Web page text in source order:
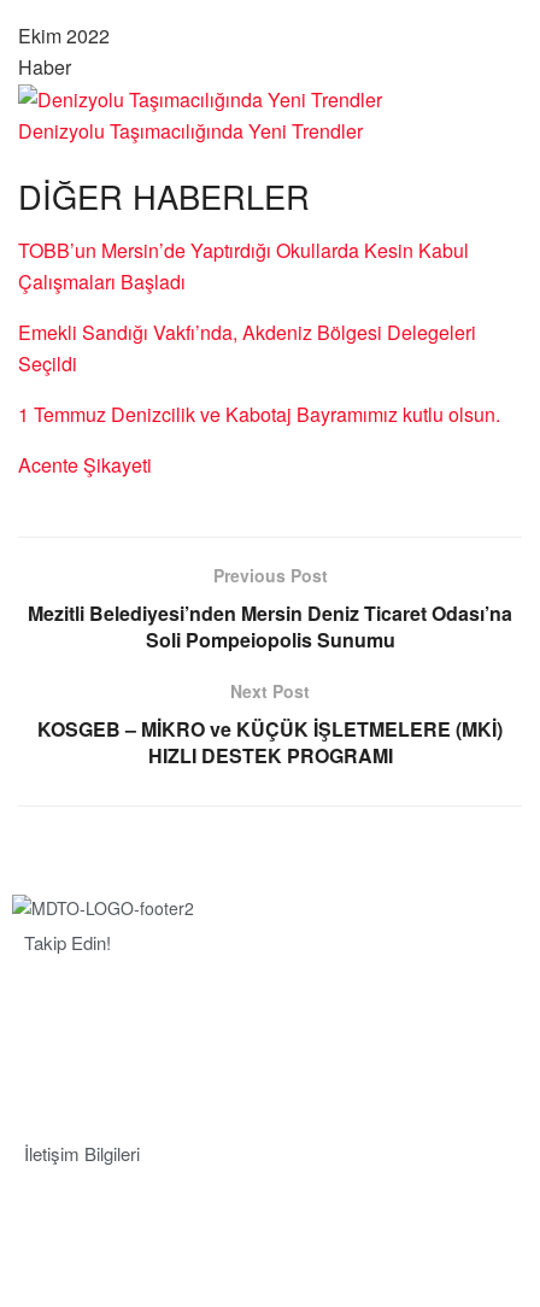
Ekim 2022
Haber
Denizyolu Taşımacılığında Yeni Trendler
DİĞER HABERLER
TOBB’un Mersin’de Yaptırdığı Okullarda Kesin Kabul
Çalışmaları Başladı
Emekli Sandığı Vakfı’nda, Akdeniz Bölgesi Delegeleri
Seçildi
1 Temmuz Denizcilik ve Kabotaj Bayramımız kutlu olsun.
Acente Şikayeti
Previous Post
Mezitli Belediyesi’nden Mersin Deniz Ticaret Odası’na
Soli Pompeiopolis Sunumu
Next Post
KOSGEB – MİKRO ve KÜÇÜK İŞLETMELERE (MKİ)
HIZLI DESTEK PROGRAMI
Takip Edin!
İletişim Bilgileri